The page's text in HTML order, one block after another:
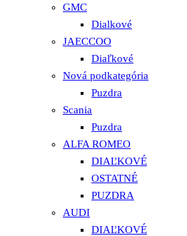
GMC
Dialkové
JAECCOO
Diaľkové
Nová podkategória
Puzdra
Scania
Puzdra
ALFA ROMEO
DIAĽKOVÉ
OSTATNÉ
PUZDRA
AUDI
DIAĽKOVÉ